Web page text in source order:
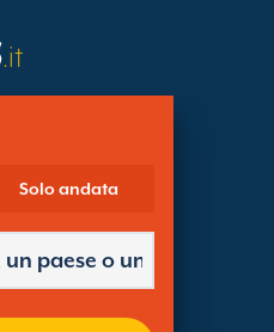
.it
Solo andata